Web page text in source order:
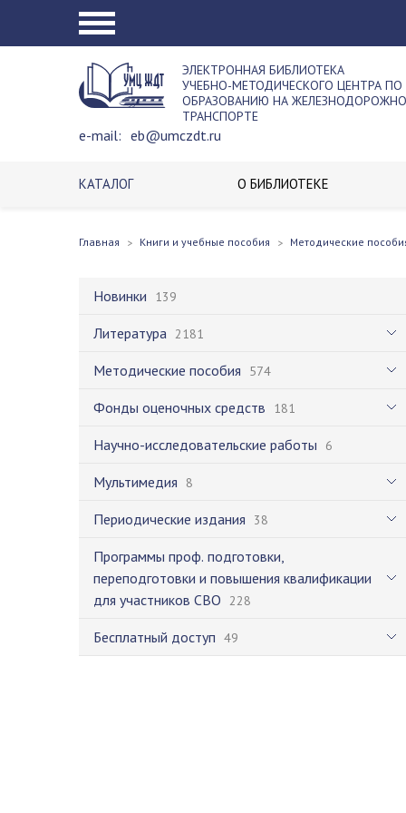
ЭЛЕКТРОННАЯ БИБЛИОТЕКА
УЧЕБНО-МЕТОДИЧЕСКОГО ЦЕНТРА ПО
ОБРАЗОВАНИЮ НА
ТРАНСПОРТЕ
e-mail: eb@umczdt.ru
КАТАЛОГ О БИБЛИОТЕКЕ
Главная Книги и учебные пособия Методические
Новинки 139
Литература 2181
Методические пособия 574
Фонды оценочных средств 181
Научно-исследовательские работы 6
Мультимедия 8
Периодические издания 38
Программы проф. подготовки,
переподготовки и повышения квалификации
для участников СВО 228
Бесплатный доступ 49